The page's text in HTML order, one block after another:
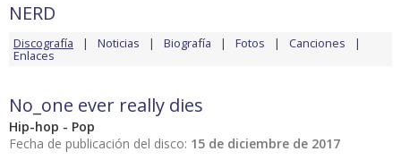
NERD
Discografía Noticias Biografía Fotos Canciones
Enlaces
No_one ever really dies
Hip-hop - Pop
Fecha de publicación del disco: 15 de diciembre de 2017